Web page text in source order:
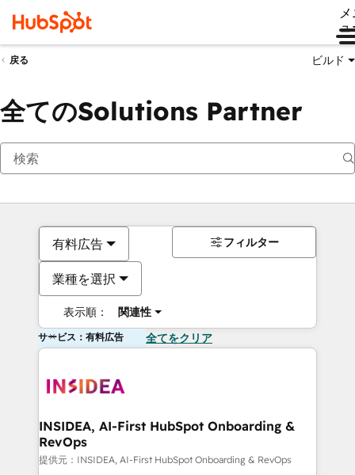
ュ
戻る ビルド
全てのSolutions Partner
有料広告
業種を選択
表示順： 関連性
フィルター
サービス：有料広告 全てをクリア
INSIDEA, AI-First HubSpot Onboarding &
RevOps
提供元：INSIDEA, AI-First HubSpot Onboarding & RevOps